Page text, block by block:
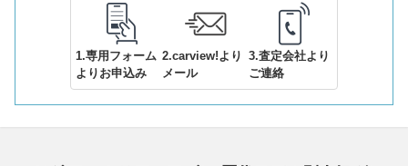
1.専用フォーム
よりお申込み
2.carview!より
メール
3.査定会社より
ご連絡